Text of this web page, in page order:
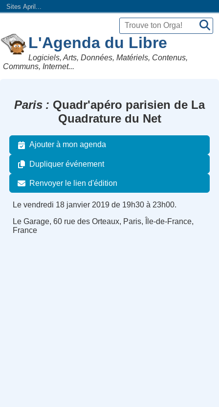
Sites April...
L'Agenda du Libre
Logiciels, Arts, Données, Matériels, Contenus,
Communs, Internet...
Paris
Quadr'apéro parisien de La
Quadrature du Net
Ajouter à mon agenda
Dupliquer événement
Renvoyer le lien d'édition
Le vendredi 18 janvier 2019 de 19h30 à 23h00.
Le Garage, 60 rue des Orteaux, Paris, Île-de-France,
France